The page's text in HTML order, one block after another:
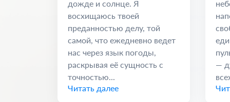
дожде и солнце. Я
восхищаюсь твоей
преданностью делу, той
самой, что ежедневно ведет
нас через язык погоды,
раскрывая её сущность с
точностью...
Читать далее
—